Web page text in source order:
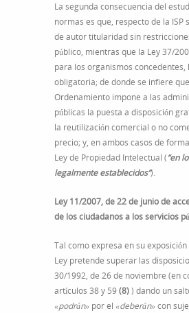
La segunda consecuencia del
normas es que, respecto de la ISP
de autor titularidad sin
público, mientras que la Ley 37/
para los organismos concedentes,
obligatoria; de donde se infiere
Ordenamiento impone a las
públicas la puesta a disposición
la reutilización comercial o no
precio; y, en ambos casos de
Ley de Propiedad Intelectual (“en
legalmente establecidos”).
Ley 11/2007, de 22 de junio de
de los ciudadanos a los servicios
Tal como expresa en su
Ley pretende superar las
30/1992, de 26 de noviembre (en
artículos 38 y 59(8)) dando un
«podrán» por el «deberán»con